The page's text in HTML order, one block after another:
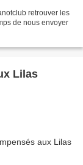
retrouver les
de nous envoyer
Lilas